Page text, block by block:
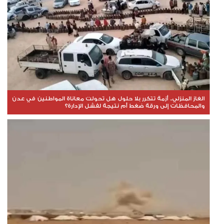
الغاز المنزلي.. أزمة تتكرر بلا حلول هل تحولت معاناة المواطنين في عدن
والمحافظات إلى ورقة ضغط أم نتيجة لفشل الإدارة؟